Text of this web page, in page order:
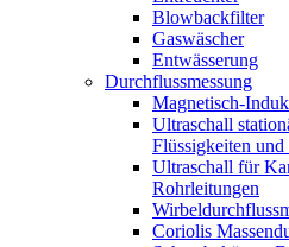
Blowbackfilter
Gaswäscher
Entwässerung
Durchflussmessung
Magnetisch-
Ultraschall
Flüssigkeiten und
Ultraschall für
Rohrleitungen
Coriolis